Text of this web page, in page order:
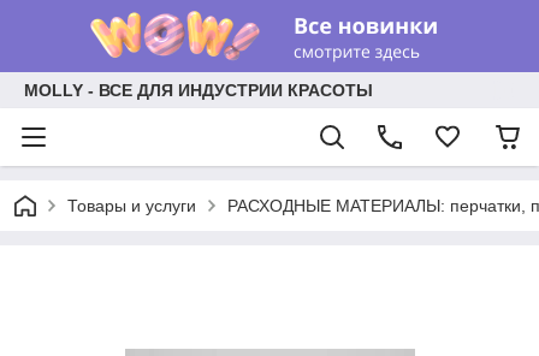
MOLLY - ВСЕ ДЛЯ ИНДУСТРИИ КРАСОТЫ
Товары и услуги РАСХОДНЫЕ МАТЕРИАЛЫ: перчатки,